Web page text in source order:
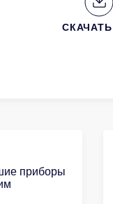
СКАЧАТЬ
приборы